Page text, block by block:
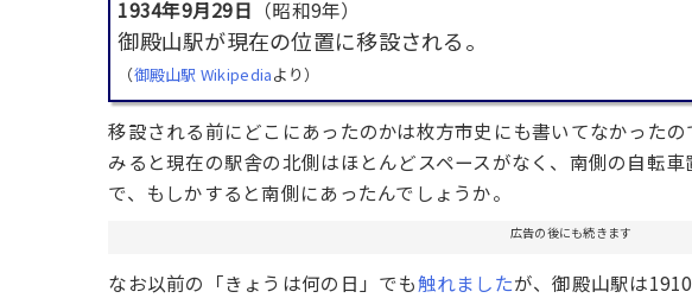
1934年9月29日 （昭和9年）
御殿山駅が現在の位置に移設される。
（御殿山駅 Wikipediaより）
移設される前にどこにあったのかは枚方市史にも書いてなかった
みると現在の駅舎の北側はほとんどスペースがなく、南側の自転
で、もしかすると南側にあったんでしょうか。
広告の後にも続きます
なお以前の「きょうは何の日」でも触れましたが、御殿山駅は